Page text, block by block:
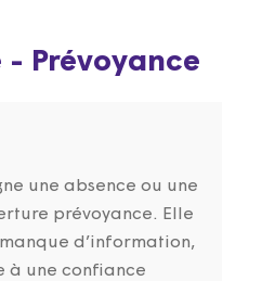
- Prévoyance
une absence ou une
prévoyance. Elle
d’information,
à une confiance